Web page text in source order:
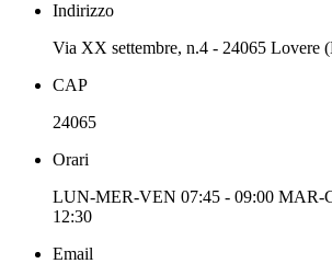
Indirizzo
Via XX settembre, n.4 - 24065 Lovere
CAP
24065
Orari
LUN-MER-VEN 07:45 - 09:00 MAR-
12:30
Email